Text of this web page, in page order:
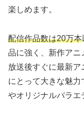
楽しめます。
配信作品数は20万本
品に強く、新作アニ
放送後すぐに最新
にとって大きな魅
やオリジナルバラエ